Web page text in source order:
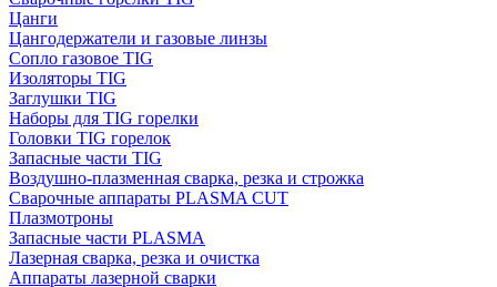
Цанги
Цангодержатели и газовые линзы
Сопло газовое TIG
Изоляторы TIG
Заглушки TIG
Наборы для TIG горелки
Головки TIG горелок
Запасные части TIG
Воздушно-плазменная сварка, резка и строжка
Сварочные аппараты PLASMA CUT
Плазмотроны
Запасные части PLASMA
Лазерная сварка, резка и очистка
Аппараты лазерной сварки